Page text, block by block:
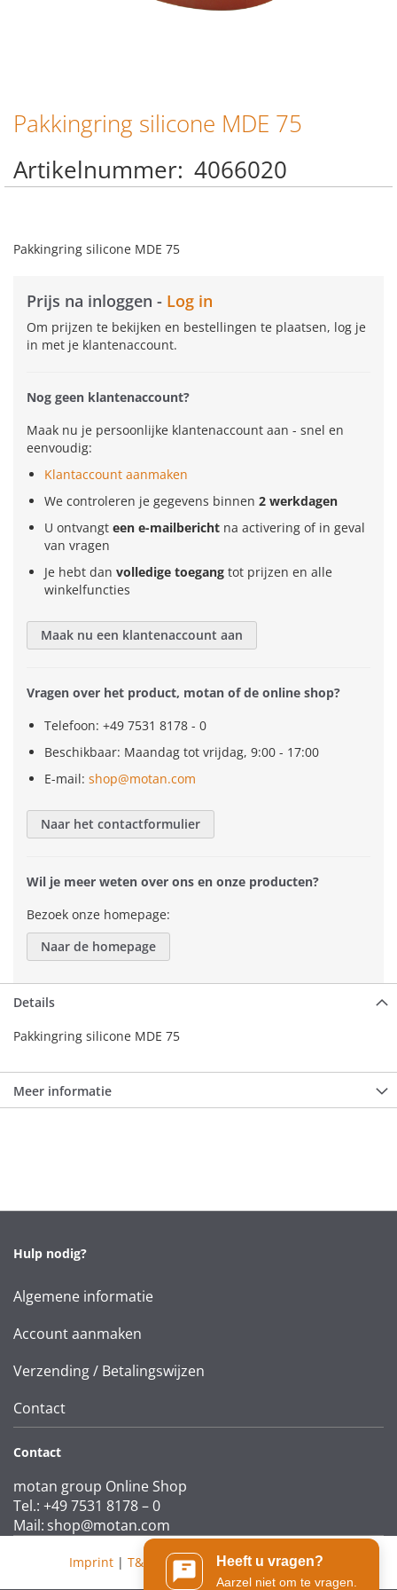
Heeft u vragen?
Aarzel niet om te vragen.
Ga
naar
begin
van
gallerij
Pakkingring silicone MDE 75
Artikelnummer 4066020
Pakkingring silicone MDE 75
Prijs na inloggen - Log in
Om prijzen te bekijken en bestellingen te plaatsen, log je
in met je klantenaccount.
Nog geen klantenaccount?
Maak nu je persoonlijke klantenaccount aan - snel en
eenvoudig:
Klantaccount aanmaken
We controleren je gegevens binnen 2 werkdagen
U ontvangt een e-mailbericht na activering of in geval
van vragen
Je hebt dan volledige toegang tot prijzen en alle
winkelfuncties
Maak nu een klantenaccount aan
Vragen over het product, motan of de online shop?
Telefoon: +49 7531 8178 - 0
Beschikbaar: Maandag tot vrijdag, 9:00 - 17:00
E-mail: shop@motan.com
Naar het contactformulier
Wil je meer weten over ons en onze producten?
Bezoek onze homepage:
Naar de homepage
Details
Pakkingring silicone MDE 75
Meer informatie
Hulp nodig?
Algemene informatie
Account aanmaken
Verzending / Betalingswijzen
Contact
Contact
motan group Online Shop
Tel.: +49 7531 8178 – 0
Mail: shop@motan.com
Imprint | T&Cs | Data protection statement